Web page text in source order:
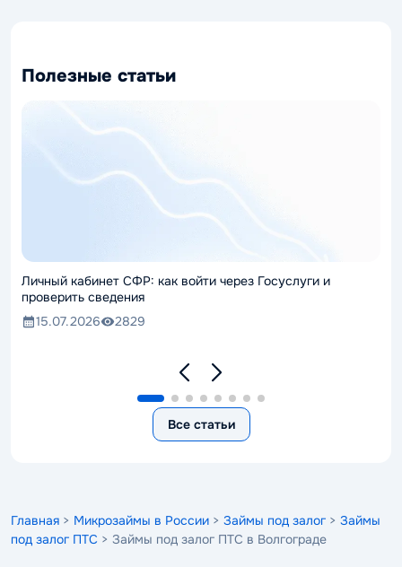
Полезные статьи
Личный кабинет СФР: как войти через Госуслуги и
проверить сведения
15.07.2026
2829
Все статьи
Главная > Микрозаймы в России > Займы под залог > Займы
под залог ПТС > Займы под залог ПТС в Волгограде